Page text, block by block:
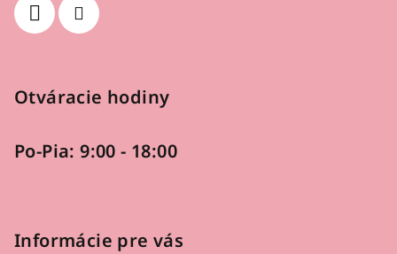
Otváracie hodiny
Po-Pia: 9:00 - 18:00
Informácie pre vás